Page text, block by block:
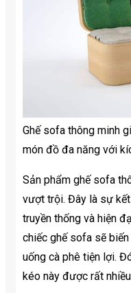
Ghế sofa thông minh
món đồ đa năng với
Sản phẩm ghế sofa
vượt trội. Đây là sự
truyền thống và hiện
chiếc ghế sofa sẽ
uống cà phê tiện lợi.
kéo này được rất